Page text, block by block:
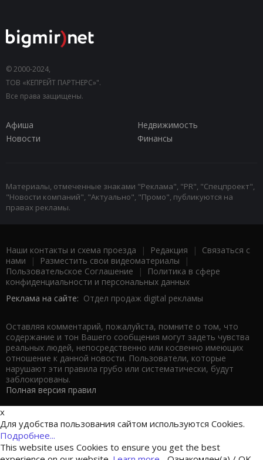
© 2000-2024,
ТОВ «КЕПРЕЙТ ПАРТНЕРС»".
Все права защищены.
Афиша
Недвижимость
Новости
Финансы
Материалы, отмеченные знаками "Реклама", "PR", "Спецпроект",
"Новости компаний", "Актуально", "Промо", публикуются на
правах рекламы.
Наши контакты и схема проезда | Редакция | Связаться с
нами | Разместить свои видеоматериалы |
Пользовательское Соглашение |
Политика в сфере
конфиденциальности и персональных данных
Реклама на сайте: Отдел продаж digital рекламы
Оставляя комментарий, пожалуйста, помните о том, что
содержание и тон Вашего сообщения могут задеть чувства
реальных людей, непосредственно или косвенно имеющих
отношение к данной новости. Пользователи, которые
нарушают эти правила грубо или систематически, будут
заблокированы.
Полная версия правил
x
Для удобства пользования сайтом используются Cookies.
Подробнее...
This website uses Cookies to ensure you get the best